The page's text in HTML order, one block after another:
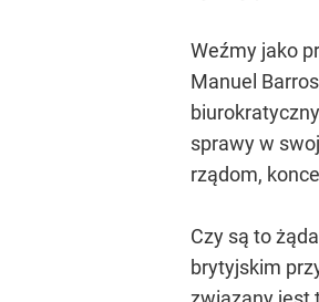
Weźmy jako
Manuel
sprawy w
rządom,
Czy są to
brytyjskim